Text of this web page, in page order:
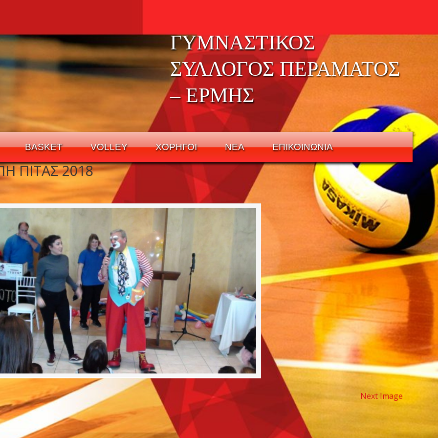
ΓΥΜΝΑΣΤΙΚΟΣ
ΣΥΛΛΟΓΟΣ ΠΕΡΑΜΑΤΟΣ
– ΕΡΜΗΣ
BASKET VOLLEY ΧΟΡΗΓΟΙ ΝΕΑ ΕΠΙΚΟΙΝΩΝΙΑ
ΠΙΤΑΣ 2018
Next Image